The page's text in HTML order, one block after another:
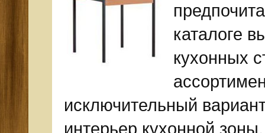
каталоге
кухонных
исключительный
интерьер кухонной